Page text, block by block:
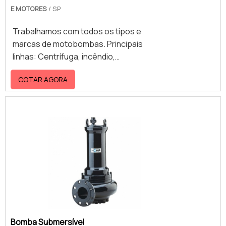
E MOTORES / SP
Trabalhamos com todos os tipos e
marcas de motobombas. Principais
linhas: Centrífuga, incêndio,
Submersíveis, Monoestágio,
multiestágio, pressurizadoras e de
piscina
COTAR AGORA
Bomba Submersível